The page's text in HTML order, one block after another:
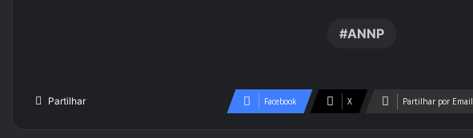
ANNP
Partilhar Facebook X Partilhar por Email